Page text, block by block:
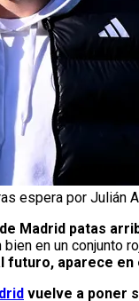
espera por Julián
Madrid patas
en un conjunto
futuro, aparece
vuelve a poner